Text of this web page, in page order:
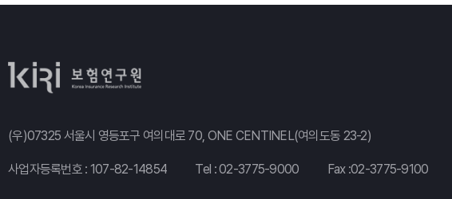
(우)07325 서울시 영등포구 여의대로 70, ONE CENTINEL(여의도동 23-2)
사업자등록번호 : 107-82-14854 Tel :02-3775-9000 Fax :02-3775-9100